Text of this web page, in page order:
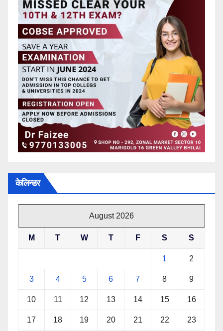
केलिन्डर
August 2026
M T W T F S S
1 2
3 4 5 6 7 8 9
10 11 12 13 14 15 16
17 18 19 20 21 22 23